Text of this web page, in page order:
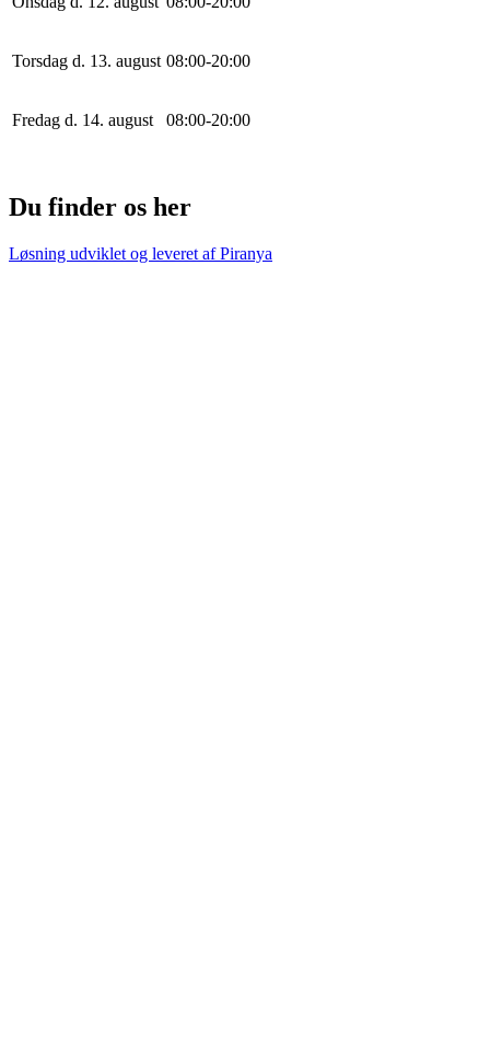
Torsdag d. 13. august 08:00-20:00
Fredag d. 14. august 08:00-20:00
Du finder os her
Løsning udviklet og leveret afPiranya